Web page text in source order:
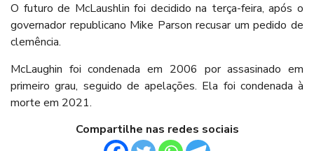
O futuro de McLaushlin foi decidido na terça-feira, após o
governador republicano Mike Parson recusar um pedido de
clemência.
McLaughin foi condenada em 2006 por assasinado em
primeiro grau, seguido de apelações. Ela foi condenada à
morte em 2021.
Compartilhe nas redes sociais